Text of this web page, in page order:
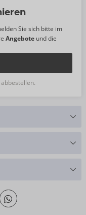
Sie sich bitte im
Angebote und die
16:00 Uhr
Uhr